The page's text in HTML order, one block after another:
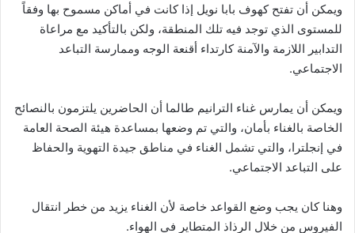
ويمكن أن تفتح كهوف بابا نويل إذا كانت في أماكن مسموح بها وفقاً
للمستوى الذي توجد فيه تلك المنطقة، ولكن بالتأكيد مع مراعاة
التدابير اللازمة والآمنة كارتداء أقنعة الوجه وممارسة التباعد
الاجتماعي.
ويمكن أن يمارس غناء الترانيم طالما أن الحاضرين يلتزمون بالنصائح
الخاصة بالغناء بأمان، والتي تم وضعها بمساعدة هيئة الصحة العامة
في إنجلترا، والتي تشمل الغناء في مناطق جيدة التهوية والحفاظ
على التباعد الاجتماعي.
وهنا كان يجب وضع القواعد خاصة لأن الغناء يزيد من خطر انتقال
الفيروس من خلال الرذاذ المتطاير في الهواء.